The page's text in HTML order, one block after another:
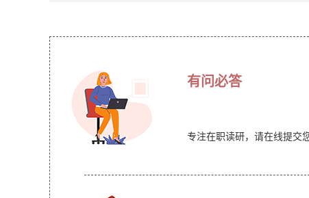
有问必答
专注在职读研，请在线提交